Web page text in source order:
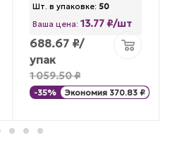
Шт. в упаковке: 50
Ваша цена: 13.77 ₽/шт
688.67 ₽/
упак
1 059.50₽
-35% Экономия 370.83 ₽